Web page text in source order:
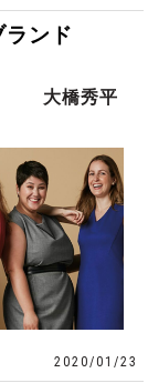
ンド
大橋秀平
2020/01/23